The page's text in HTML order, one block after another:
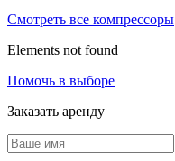
Смотреть все компрессоры
Elements not found
Помочь в выборе
Заказать аренду